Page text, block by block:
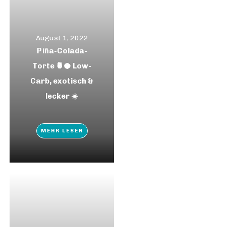
August 1, 2022
Piña-Colada-
Torte 🍍🥥 Low-
Carb, exotisch &
lecker ☀️
MEHR LESEN